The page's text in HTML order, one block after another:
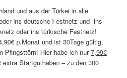
und aus der Türkei in alle
ins deutsche Festnetz und ins
oder ins türkische Festnetz!
p.Monat und ist 30Tage gültig,
Pfingsttörn! Hier habe ich nur7,99€
Startguthaben – zu den 300